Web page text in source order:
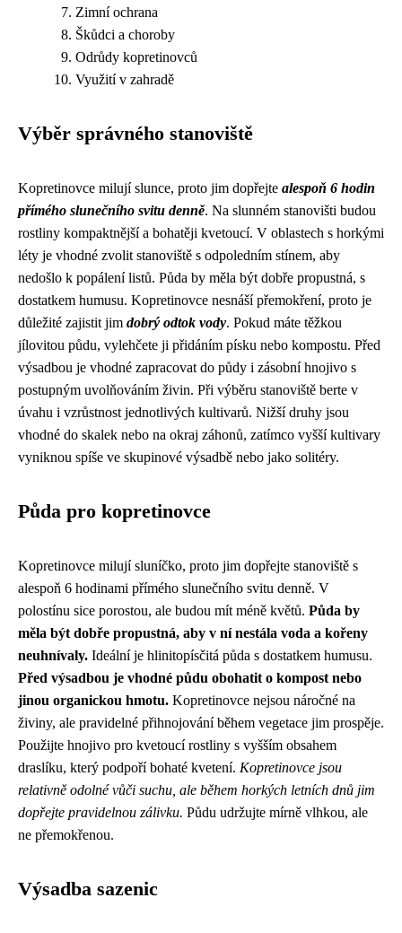
Zimní ochrana
Škůdci a choroby
Odrůdy kopretinovců
Využití v zahradě
Výběr správného stanoviště
Kopretinovce milují slunce, proto jim dopřejte alespoň 6 hodin
přímého slunečního svitu denně. Na slunném stanovišti budou
rostliny kompaktnější a bohatěji kvetoucí. V oblastech s horkými
léty je vhodné zvolit stanoviště s odpoledním stínem, aby
nedošlo k popálení listů. Půda by měla být dobře propustná, s
dostatkem humusu. Kopretinovce nesnáší přemokření, proto je
důležité zajistit jim dobrý odtok vody. Pokud máte těžkou
jílovitou půdu, vylehčete ji přidáním písku nebo kompostu. Před
výsadbou je vhodné zapracovat do půdy i zásobní hnojivo s
postupným uvolňováním živin. Při výběru stanoviště berte v
úvahu i vzrůstnost jednotlivých kultivarů. Nižší druhy jsou
vhodné do skalek nebo na okraj záhonů, zatímco vyšší kultivary
vyniknou spíše ve skupinové výsadbě nebo jako solitéry.
Půda pro kopretinovce
Kopretinovce milují sluníčko, proto jim dopřejte stanoviště s
alespoň 6 hodinami přímého slunečního svitu denně. V
polostínu sice porostou, ale budou mít méně květů. Půda by
měla být dobře propustná, aby v ní nestála voda a kořeny
neuhnívaly. Ideální je hlinitopísčitá půda s dostatkem humusu.
Před výsadbou je vhodné půdu obohatit o kompost nebo
jinou organickou hmotu. Kopretinovce nejsou náročné na
živiny, ale pravidelné přihnojování během vegetace jim prospěje.
Použijte hnojivo pro kvetoucí rostliny s vyšším obsahem
draslíku, který podpoří bohaté kvetení. Kopretinovce jsou
relativně odolné vůči suchu, ale během horkých letních dnů jim
dopřejte pravidelnou zálivku. Půdu udržujte mírně vlhkou, ale
ne přemokřenou.
Výsadba sazenic